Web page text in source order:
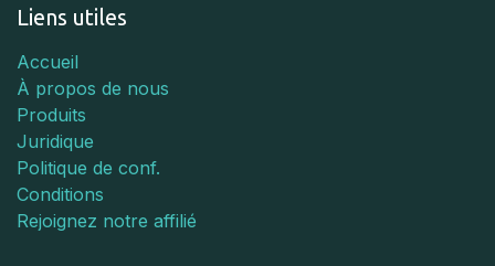
Liens utiles
Accueil
À propos de nous
Produits
Juridique
Politique de conf.
Conditions
Rejoignez notre affilié